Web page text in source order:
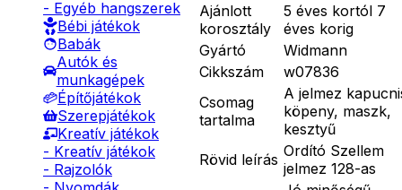
- Egyéb hangszerek
Bébi játékok
Babák
Autók és
munkagépek
Építőjátékok
Szerepjátékok
Kreatív játékok
- Kreatív játékok
- Rajzolók
Ajánlott
korosztály
5 éves kortól 7
éves korig
Gyártó
Widmann
Cikkszám
w07836
Csomag
tartalma
A jelmez
köpeny, maszk,
kesztyű
Rövid leírás Ordító Szellem
jelmez 128-as